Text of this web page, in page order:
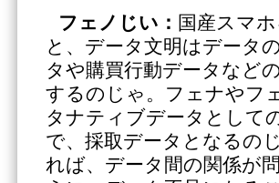
フェノじい： 国産スマ
と、データ文明はデータ
タや購買行動データなど
するのじゃ。フェナやフ
タナティブデータとして
で、採取データとなるの
れば、データ間の関係が